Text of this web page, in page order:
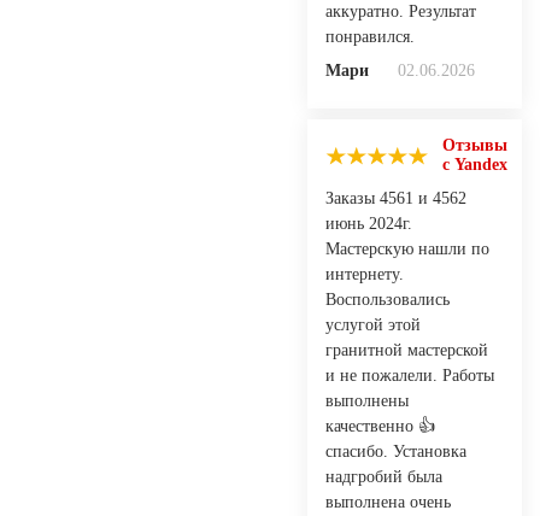
аккуратно. Результат
понравился.
Мари
02.06.2026
Отзывы
с Yandex
Заказы 4561 и 4562
июнь 2024г.
Мастерскую нашли по
интернету.
Воспользовались
услугой этой
гранитной мастерской
и не пожалели. Работы
выполнены
качественно 👍
спасибо. Установка
надгробий была
выполнена очень